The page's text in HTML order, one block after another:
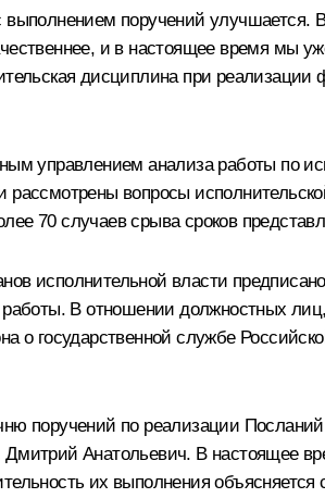
поручений улучшается.
и в настоящее время мы
дисциплина при
управлением анализа работы по
рассмотрены вопросы
70 случаев срыва сроков
исполнительной власти
работы. В отношении должностных
о государственной службе
поручений по реализации
Анатольевич. В настоящее
их выполнения